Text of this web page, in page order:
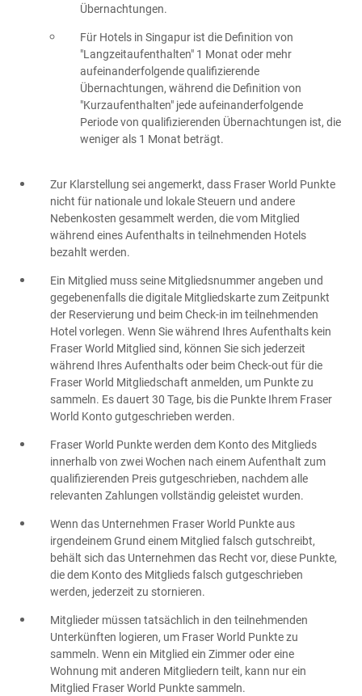
Übernachtungen.
Für Hotels in Singapur ist die Definition von
"Langzeitaufenthalten" 1 Monat oder mehr
aufeinanderfolgende qualifizierende
Übernachtungen, während die Definition von
"Kurzaufenthalten" jede aufeinanderfolgende
Periode von qualifizierenden Übernachtungen ist, die
weniger als 1 Monat beträgt.
Zur Klarstellung sei angemerkt, dass Fraser World Punkte
nicht für nationale und lokale Steuern und andere
Nebenkosten gesammelt werden, die vom Mitglied
während eines Aufenthalts in teilnehmenden Hotels
bezahlt werden.
Ein Mitglied muss seine Mitgliedsnummer angeben und
gegebenenfalls die digitale Mitgliedskarte zum Zeitpunkt
der Reservierung und beim Check-in im teilnehmenden
Hotel vorlegen. Wenn Sie während Ihres Aufenthalts kein
Fraser World Mitglied sind, können Sie sich jederzeit
während Ihres Aufenthalts oder beim Check-out für die
Fraser World Mitgliedschaft anmelden, um Punkte zu
sammeln. Es dauert 30 Tage, bis die Punkte Ihrem Fraser
World Konto gutgeschrieben werden.
Fraser World Punkte werden dem Konto des Mitglieds
innerhalb von zwei Wochen nach einem Aufenthalt zum
qualifizierenden Preis gutgeschrieben, nachdem alle
relevanten Zahlungen vollständig geleistet wurden.
Wenn das Unternehmen Fraser World Punkte aus
irgendeinem Grund einem Mitglied falsch gutschreibt,
behält sich das Unternehmen das Recht vor, diese Punkte,
die dem Konto des Mitglieds falsch gutgeschrieben
werden, jederzeit zu stornieren.
Mitglieder müssen tatsächlich in den teilnehmenden
Unterkünften logieren, um Fraser World Punkte zu
sammeln. Wenn ein Mitglied ein Zimmer oder eine
Wohnung mit anderen Mitgliedern teilt, kann nur ein
Mitglied Fraser World Punkte sammeln.